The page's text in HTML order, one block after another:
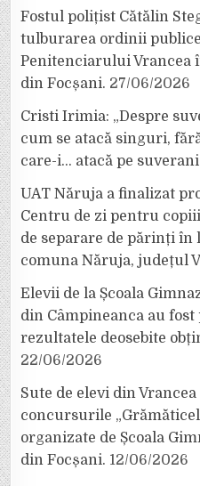
Fostul polițist Cătălin
tulburarea ordinii
Penitenciarului Vrancea
din Focșani. 27/06/2026
Cristi Irimia: „Despre
cum se atacă singuri,
care-i… atacă pe
UAT Năruja a finalizat
Centru de zi pentru
de separare de părinți în
comuna Năruja, județul
Elevii de la Școala
din Câmpineanca au
rezultatele deosebite
22/06/2026
Sute de elevi din
concursurile
organizate de Școala
din Focșani. 12/06/2026